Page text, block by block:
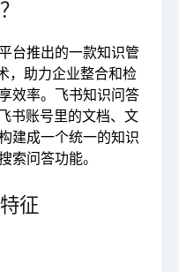
台推出的一款知识管
，助力企业整合和检
效率。飞书知识问答
书账号里的文档、文
建成一个统一的知识
索问答功能。
征